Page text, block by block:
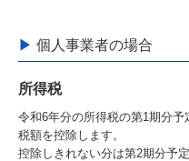
▶ 個人事業者の場合
所得税
令和6年分の所得税の第1期分
税額を控除します。
控除しきれない分は第2期分予